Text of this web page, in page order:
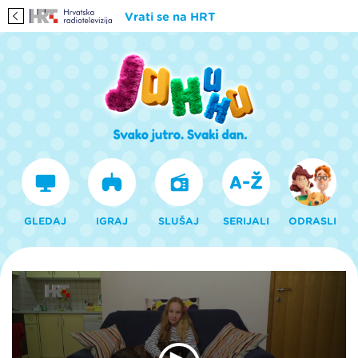
Vrati se na HRT
GLEDAJ IGRAJ SLUŠAJ SERIJALI ODRASLI